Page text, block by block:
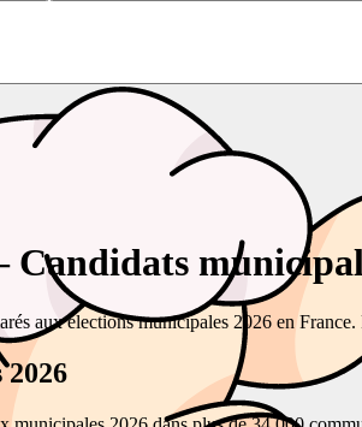
aux élections municipales 2026 en